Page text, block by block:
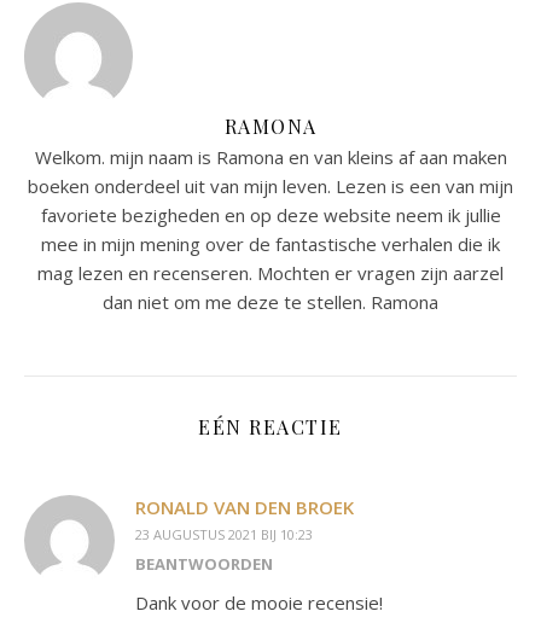
RAMONA
Welkom. mijn naam is Ramona en van kleins af aan maken
boeken onderdeel uit van mijn leven. Lezen is een van mijn
favoriete bezigheden en op deze website neem ik jullie
mee in mijn mening over de fantastische verhalen die ik
mag lezen en recenseren. Mochten er vragen zijn aarzel
dan niet om me deze te stellen. Ramona
EÉN REACTIE
RONALD VAN DEN BROEK
23 AUGUSTUS 2021 BIJ 10:23
BEANTWOORDEN
Dank voor de mooie recensie!